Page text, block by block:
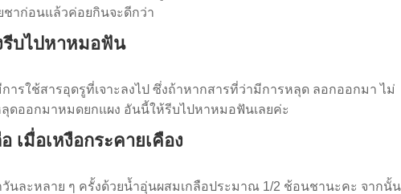
ชาก่อนแล้วค่อยกินจะดีกว่า
รีบไปหาหมอฟัน
ารใช้สารอุดรูที่เจาะลงไป ซึ่งถ้าหากสารที่ว่ามีการหลุด ลอกออกมา ไม่
ดออกมาหมดยกแผง อันนี้ให้รีบไปหาหมอฟันเลยค่ะ
เมื่อเหงือกระคายเคือง
วันละหลาย ๆ ครั้งด้วยน้ำอุ่นผสมเกลือประมาณ 1/2 ช้อนชานะคะ จากนั้น